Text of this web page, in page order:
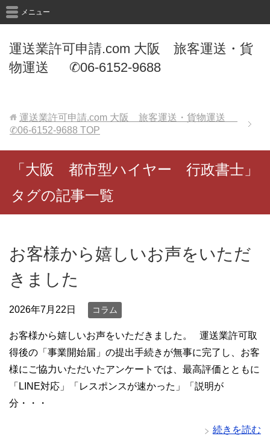
運送業許可申請.com 大阪 旅客運送・貨
物運送 ✆06-6152-9688
メニュー
運送業許可申請.com 大阪 旅客運送・貨物運送
✆06-6152-9688 TOP
「大阪 都市型ハイヤー 行政書士」
タグの記事一覧
お客様から嬉しいお声をいただ
きました
2026年7月22日 コラム
お客様から嬉しいお声をいただきました。 運送業許可取
得後の「事業開始届」の提出手続きが無事に完了し、お客
様にご協力いただいたアンケートでは、最高評価とともに
「LINE対応」「レスポンスが速かった」「説明が
分・・・
続きを読む